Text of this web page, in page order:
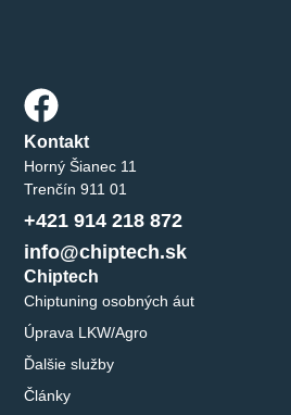
Chiptech
Chiptuning osobných áut
Úprava LKW/Agro
Ďalšie služby
Články
Kontakt
Horný Šianec 11
Trenčín 911 01
+421 914 218 872
info@chiptech.sk